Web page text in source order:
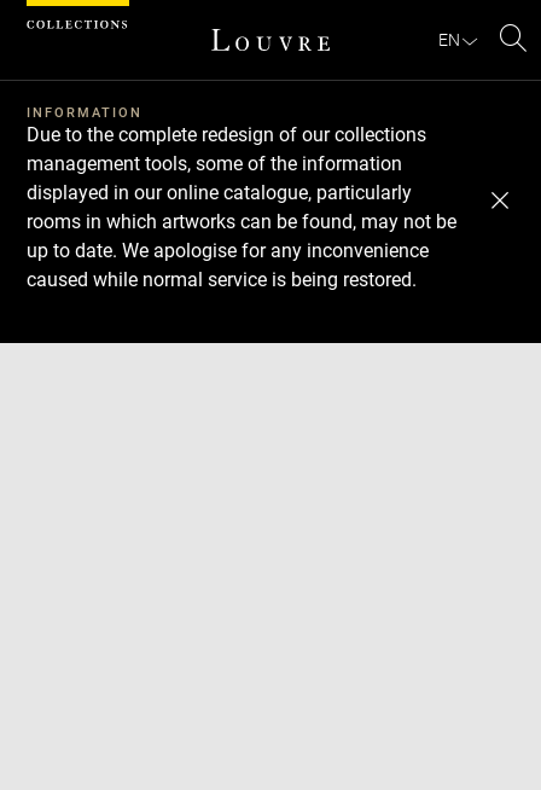
EN
INFORMATION
Due to the complete redesign of our collections
management tools, some of the information
displayed in our online catalogue, particularly
rooms in which artworks can be found, may not be
up to date. We apologise for any inconvenience
caused while normal service is being restored.
Download
Next
Previous
Cookies management panel